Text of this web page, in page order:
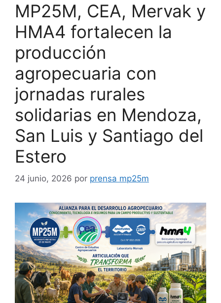
MP25M, CEA, Mervak y
HMA4 fortalecen la
producción
agropecuaria con
jornadas rurales
solidarias en Mendoza,
San Luis y Santiago del
Estero
24 junio, 2026 por prensa mp25m